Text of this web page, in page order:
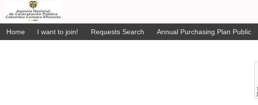
Home I want to join! Requests Search Annual Purchasing Plan Public